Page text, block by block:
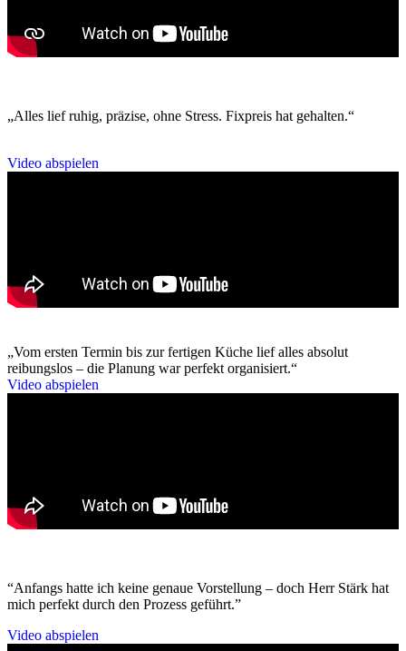
„Alles lief ruhig, präzise, ohne Stress. Fixpreis hat gehalten.“
Video abspielen
„Vom ersten Termin bis zur fertigen Küche lief alles absolut
reibungslos – die Planung war perfekt organisiert.“
Video abspielen
“Anfangs hatte ich keine genaue Vorstellung – doch Herr Stärk hat
mich perfekt durch den Prozess geführt.”
Video abspielen